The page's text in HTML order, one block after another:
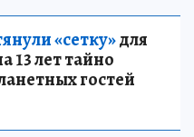
«сетку»для
13 лет тайно
гостей